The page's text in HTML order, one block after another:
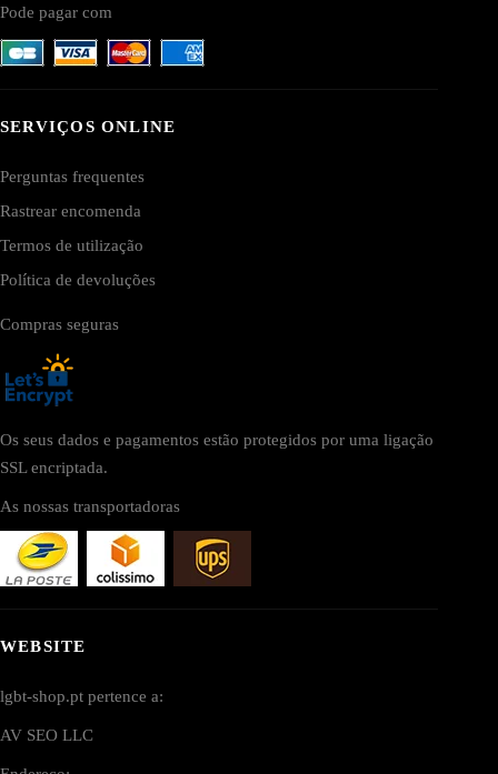
Pode pagar com
SERVIÇOS ONLINE
Perguntas frequentes
Rastrear encomenda
Termos de utilização
Política de devoluções
Compras seguras
Os seus dados e pagamentos estão protegidos por uma ligação
SSL encriptada.
As nossas transportadoras
WEBSITE
lgbt-shop.pt pertence a:
AV SEO LLC